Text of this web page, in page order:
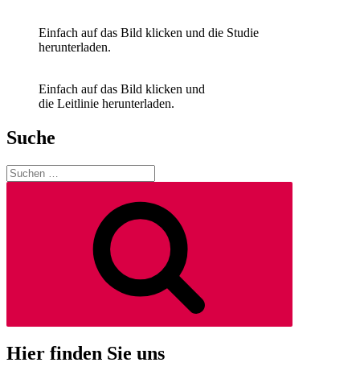
Einfach auf das Bild klicken und die Studie
herunterladen.
Einfach auf das Bild klicken und
die Leitlinie herunterladen.
Suche
Suchen
nach:
Hier finden Sie uns